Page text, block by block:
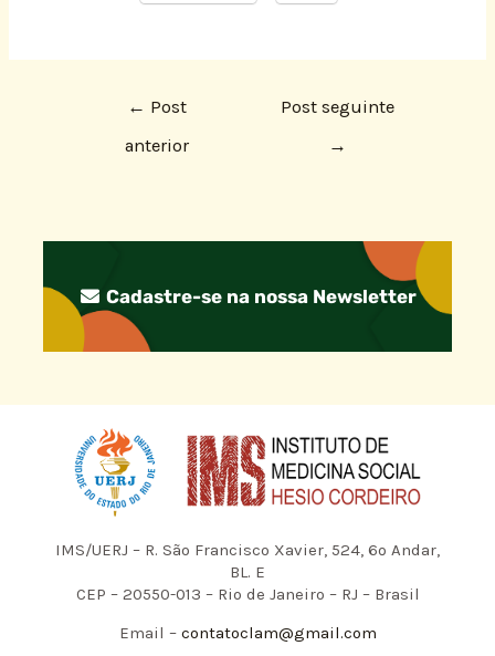
← Post
anterior
Post seguinte
→
Cadastre-se na nossa Newsletter
IMS/UERJ – R. São Francisco Xavier, 524, 6º Andar,
BL. E
CEP – 20550-013 – Rio de Janeiro – RJ – Brasil
Email –contatoclam@gmail.com